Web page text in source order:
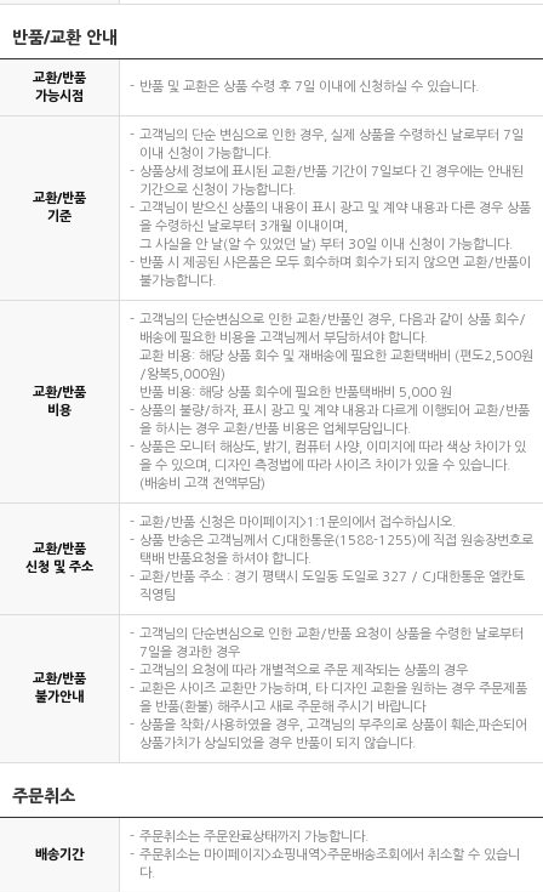
반품/교환 안내
교환/반품
가능시점
반품 및 교환은 상품 수령 후 7일 이내에 신청하실 수 있습니다.
교환/반품
기준
고객님의 단순 변심으로 인한 경우, 실제 상품을 수령하신 날로부터 7일
이내 신청이 가능합니다.
상품상세 정보에 표시된 교환/반품 기간이 7일보다 긴 경우에는 안내된
기간으로 신청이 가능합니다.
고객님이 받으신 상품의 내용이 표시 광고 및 계약 내용과 다른 경우 상품
을 수령하신 날로부터 3개월 이내이며,
그 사실을 안 날(알 수 있었던 날) 부터 30일 이내 신청이 가능합니다.
반품 시 제공된 사은품은 모두 회수하며 회수가 되지 않으면 교환/반품이
불가능합니다.
교환/반품
비용
고객님의 단순변심으로 인한 교환/반품인 경우, 다음과 같이 상품 회수/
배송에 필요한 비용을 고객님께서 부담하셔야 합니다.
교환 비용: 해당 상품 회수 및 재배송에 필요한 교환택배비 (편도2,500원
/왕복5,000원)
반품 비용: 해당 상품 회수에 필요한 반품택배비 5,000 원
상품의 불량/하자, 표시 광고 및 계약 내용과 다르게 이행되어 교환/반품
을 하시는 경우 교환/반품 비용은 업체부담입니다.
상품은 모니터 해상도, 밝기, 컴퓨터 사양, 이미지에 따라 색상 차이가 있
을 수 있으며, 디자인 측정법에 따라 사이즈 차이가 있을 수 있습니다.
(배송비 고객 전액부담)
교환/반품
신청 및 주소
교환/반품 신청은 마이페이지>1:1문의에서 접수하십시오.
상품 반송은 고객님께서 CJ대한통운(1588-1255)에 직접 원송장번호로
택배 반품요청을 하셔야 합니다.
교환/반품 주소 : 경기 평택시 도일동 도일로 327 / CJ대한통운 엘칸토
직영팀
교환/반품
불가안내
고객님의 단순변심으로 인한 교환/반품 요청이 상품을 수령한 날로부터
7일을 경과한 경우
고객님의 요청에 따라 개별적으로 주문 제작되는 상품의 경우
교환은 사이즈 교환만 가능하며, 타 디자인 교환을 원하는 경우 주문제품
을 반품(환불) 해주시고 새로 주문해 주시기 바랍니다
상품을 착화/사용하였을 경우, 고객님의 부주의로 상품이 훼손,파손되어
상품가치가 상실되었을 경우 반품이 되지 않습니다.
주문취소
배송기간
주문취소는 주문완료상태까지 가능합니다.
주문취소는 마이페이지>쇼핑내역>주문배송조회에서 취소할 수 있습니
다.